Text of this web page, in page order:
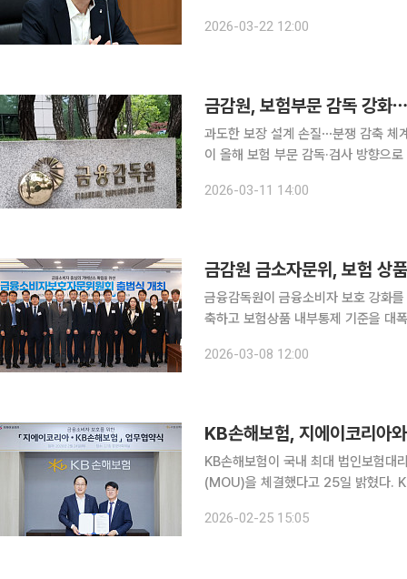
험대응협의회’를 개최하고 금융시장
2026-03-22 12:00
금감원, 보험부문 감독 강화
과도한 보장 설계 손질⋯분쟁 감축 체계 마
이 올해 보험 부문 감독·검사 방향으
으로 전환한다. 금융감독원
2026-03-11 14:00
금감원 금소자문위, 보험 상
금융감독원이 금융소비자 보호 강화
축하고 보험상품 내부통제 기준을 대
2026-03-08 12:00
KB손해보험, 지에이코리아
KB손해보험이 국내 최대 법인보험대
(MOU)을 체결했다고 25일 밝혔다. KB손해보험은 전날 서울 강남구 역삼동 본사에서 지에이코리
약식에는 오병주 KB손해보험 GA영
2026-02-25 15:05